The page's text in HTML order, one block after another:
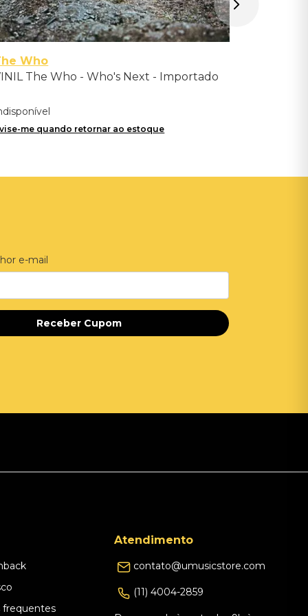
Who
The Who - Who's Next - Importado
me quando retornar ao estoque
e-mail
Receber Cupom
frequentes
Atendimento
contato@umusicstore.com
(11) 4004-2859